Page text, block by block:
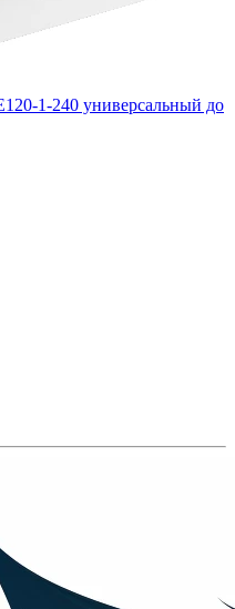
1-240 универсальный до